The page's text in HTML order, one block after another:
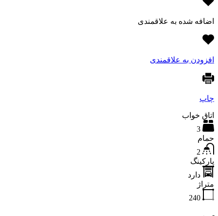
اضافه شده به علاقمندی
افزودن به علاقمندی
چاپ
اتاق خواب
3
حمام
2
پارکینگ
دارد
متراژ
240